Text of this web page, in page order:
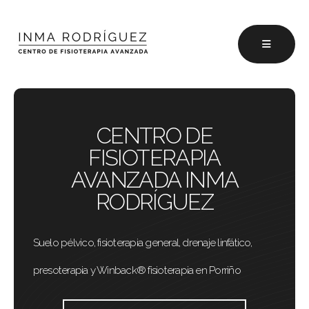
CENTRO DE
FISIOTERAPIA
AVANZADA INMA
RODRÍGUEZ
Suelo pélvico, fisioterapia general, drenaje linfático,
presoterapia y Winback® fisioterapia en Porriño